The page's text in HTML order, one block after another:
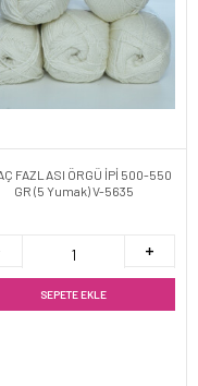
FAZLASI ÖRGÜ İPİ 500-550
GR (5 Yumak) V-5635
SEPETE EKLE